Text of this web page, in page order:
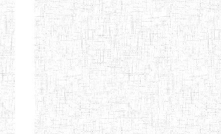
ENIET BILINGUE
LA
PERFORMANCE
06/01/2014 ENIET
ENIET PRIVEE
LES FERMIONS
25/07/2013 ENIET
ENIET PRIVEE DE
L'OUEST
17/04/2014 ENIET